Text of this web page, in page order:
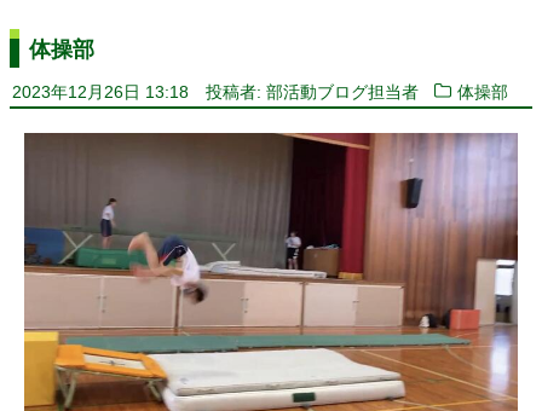
体操部
2023年12月26日 13:18 投稿者: 部活動ブログ担当者 体操部